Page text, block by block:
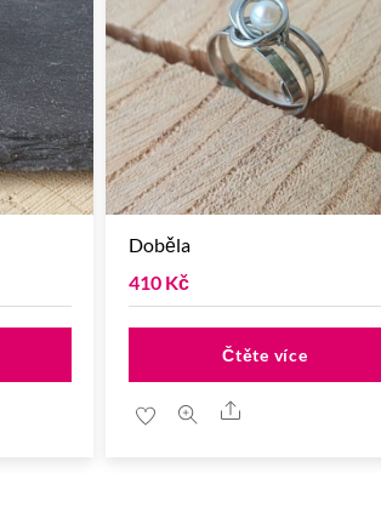
Doběla
410 Kč
Čtěte více
Share